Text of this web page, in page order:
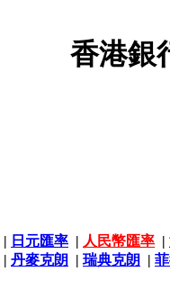
香港銀
| 日元匯率 | 人民幣匯率 |
| 丹麥克朗 | 瑞典克朗 |